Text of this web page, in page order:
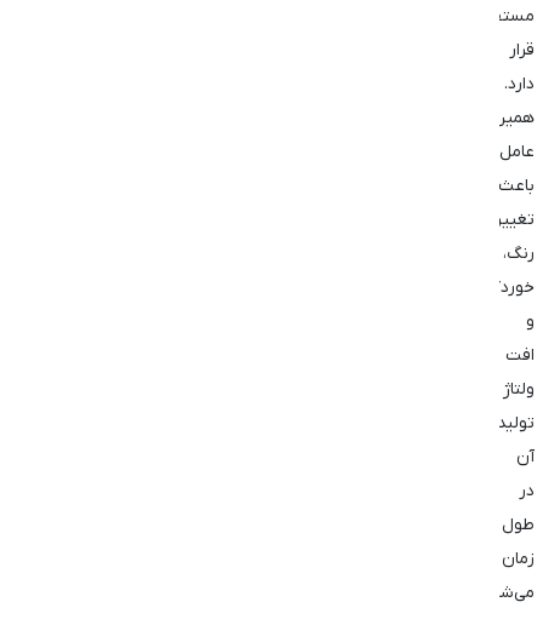
مستقیم
قرار
دارد.
همین
عامل
باعث
تغییر
رنگ،
خوردگی
و
افت
ولتاژ
تولیدی
آن
در
طول
زمان
می‌شود.